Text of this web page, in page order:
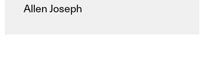
Allen Joseph